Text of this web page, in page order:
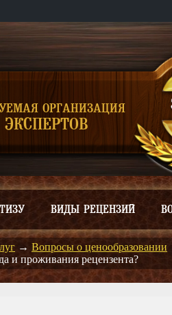
ОРГАНИЗАЦИЯ
ВИДЫ РЕЦЕНЗИЙ
→ Вопросы о ценообразовании
и проживания рецензента?